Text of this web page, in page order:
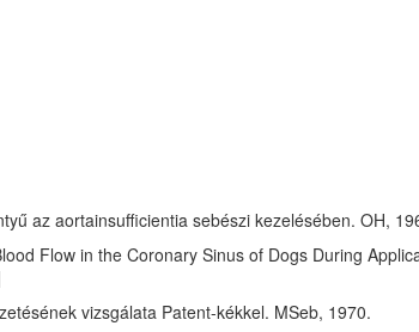
az aortainsufficientia sebészi kezelésében. OH,
Flow in the Coronary Sinus of Dogs During
vizsgálata Patent-kékkel. MSeb, 1970.